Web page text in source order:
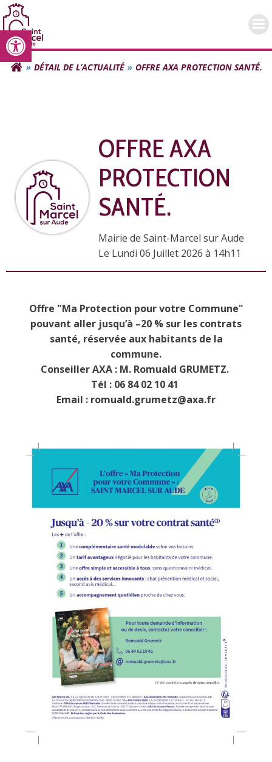
Ouvrir la barre d’outils
Aller
au
contenu
DÉTAIL DE L’ACTUALITÉ OFFRE AXA PROTECTION SANTÉ.
OFFRE AXA
PROTECTION
SANTÉ.
Mairie de Saint-Marcel sur Aude
Le Lundi 06 Juillet 2026 à 14h11
Offre "Ma Protection pour votre Commune"
pouvant aller jusqu’à –20 % sur les contrats
santé, réservée aux habitants de la
commune.
Conseiller AXA : M. Romuald GRUMETZ.
Tél : 06 84 02 10 41
Email : romuald.grumetz@axa.fr